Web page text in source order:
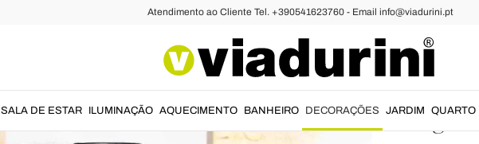
Atendimento ao Cliente Tel. +390541623760 - Email info@viadurini.pt
SALA DE ESTAR ILUMINAÇÃO AQUECIMENTO BANHEIRO DECORAÇÕES JARDIM QUARTO
2
de